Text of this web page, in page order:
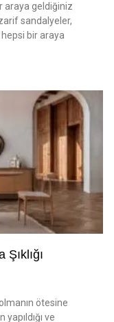
araya geldiğiniz
sandalyeler,
bir araya
ötesine
ve